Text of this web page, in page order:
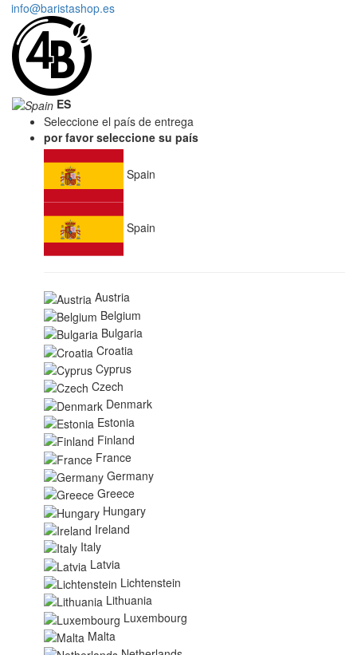
info@baristashop.es
ES
Seleccione el país de entrega
por favor seleccione su país
Spain
Spain
Austria
Belgium
Bulgaria
Croatia
Cyprus
Czech
Denmark
Estonia
Finland
France
Germany
Greece
Hungary
Ireland
Italy
Latvia
Lichtenstein
Lithuania
Luxembourg
Malta